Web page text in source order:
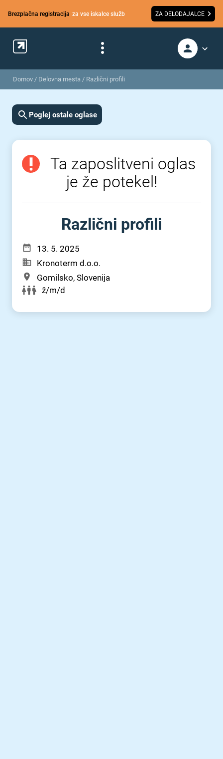
Brezplačna registracija za vse iskalce služb ZA DELODAJALCE
Domov / Delovna mesta / Različni profili
Poglej ostale oglase
Ta zaposlitveni oglas
je že potekel!
Različni profili
13. 5. 2025
Kronoterm d.o.o.
Gomilsko, Slovenija
ž/m/d